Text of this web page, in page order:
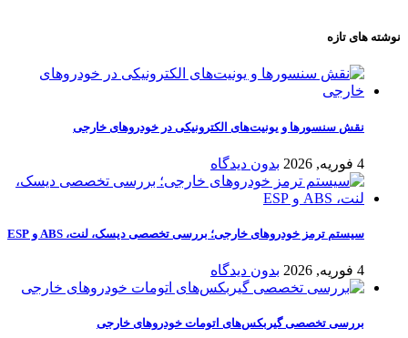
نوشته های تازه
نقش سنسورها و یونیت‌های الکترونیکی در خودروهای خارجی
4 فوریه, 2026 بدون دیدگاه
سیستم ترمز خودروهای خارجی؛ بررسی تخصصی دیسک، لنت، ABS و ESP
4 فوریه, 2026 بدون دیدگاه
بررسی تخصصی گیربکس‌های اتومات خودروهای خارجی